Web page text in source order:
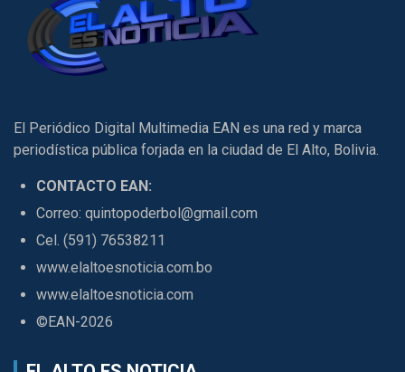
El Periódico Digital Multimedia EAN es una red y marca
periodística pública forjada en la ciudad de El Alto, Bolivia.
CONTACTO EAN:
Correo: quintopoderbol@gmail.com
Cel. (591) 76538211
www.elaltoesnoticia.com.bo
www.elaltoesnoticia.com
©EAN-2026